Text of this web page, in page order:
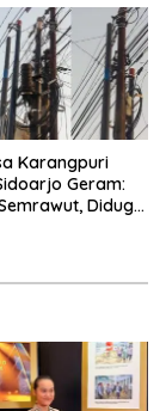
Karangpuri
Geram:
Diduga